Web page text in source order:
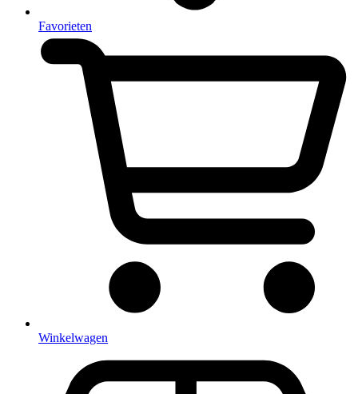
Favorieten
Winkelwagen